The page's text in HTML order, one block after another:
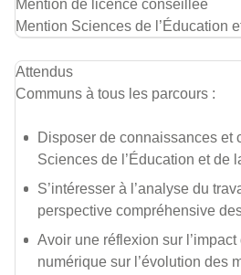
Mention de licence conseillée
Mention Sciences de l’Éducation
Attendus
Communs à tous les parcours :
Disposer de connaissances et
Sciences de l’Éducation et de
S’intéresser à l’analyse du
perspective compréhensive
Avoir une réflexion sur
numérique sur l’évolution des